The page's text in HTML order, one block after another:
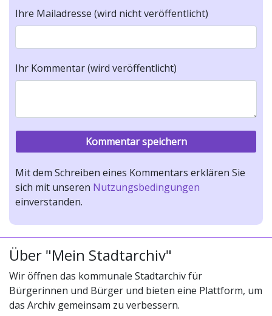
Ihre Mailadresse (wird nicht veröffentlicht)
Ihr Kommentar (wird veröffentlicht)
Mit dem Schreiben eines Kommentars erklären Sie
sich mit unseren Nutzungsbedingungen
einverstanden.
Über "Mein Stadtarchiv"
Wir öffnen das kommunale Stadtarchiv für
Bürgerinnen und Bürger und bieten eine Plattform, um
das Archiv gemeinsam zu verbessern.